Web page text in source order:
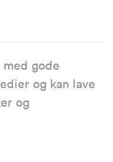
gode
og kan lave
og